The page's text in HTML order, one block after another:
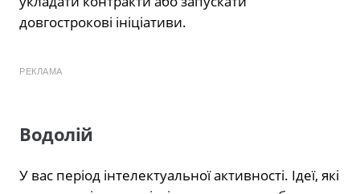
довгострокові ініціативи.
РЕКЛАМА
Водолій
У вас період інтелектуальної активності. Ідеї, які